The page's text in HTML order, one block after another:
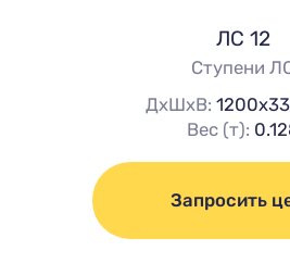
ЛС 12
Ступени
ДхШхВ:
Вес (т):
Запросить